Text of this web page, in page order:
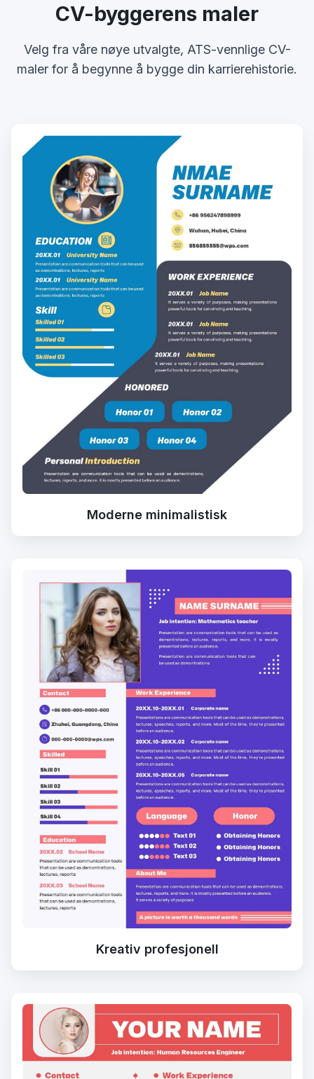
CV-byggerens maler
Velg fra våre nøye utvalgte, ATS-vennlige CV-
maler for å begynne å bygge din karrierehistorie.
Moderne minimalistisk
Kreativ profesjonell